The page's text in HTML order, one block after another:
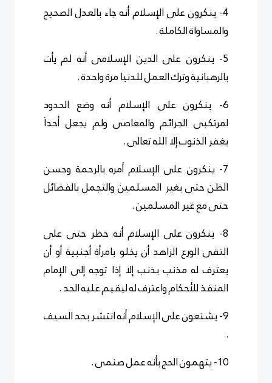
4- ينكرون على الإسلام أنه جاء بالعدل الصحيح
والمساواة الكاملة .
5- ينكرون على الدين الإسلامى أنه لم يأت
بالرهبانية وترك العمل للدنيا مرة واحدة .
6- ينكرون على الإسلام أنه وضع الحدود
لمرتكبى الجرائم والمعاصى ولم يجعل أحداَ
يغفر الذنوب إلا الله تعالى .
7- ينكرون على الإسلام أمره بالرحمة وحسن
الظن حتى بغير المسلمين والتجمل بالفضائل
حتى مع غير المسلمين .
8- ينكرون على الإسلام أنه حظر حتى على
التقى الورع الزاهد أن يخلو بامرأة أجنبية أو أن
يعترف له مذنب بذنب إلا إذا توجه إلى الإمام
المنفذ للأحكام واعترف له ليقيم عليه الحد .
9- يشنعون على الإسلام أنه انتشر بحد السيف
.
10- يتهمون الحج بأنه عمل صنمى .